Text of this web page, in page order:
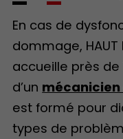
En cas de
dommage, HAUT
accueille près de
d’un
est formé pour
types de